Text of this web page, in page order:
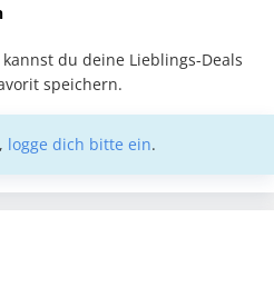
du deine Lieblings-Deals
speichern.
logge dich bitte ein.